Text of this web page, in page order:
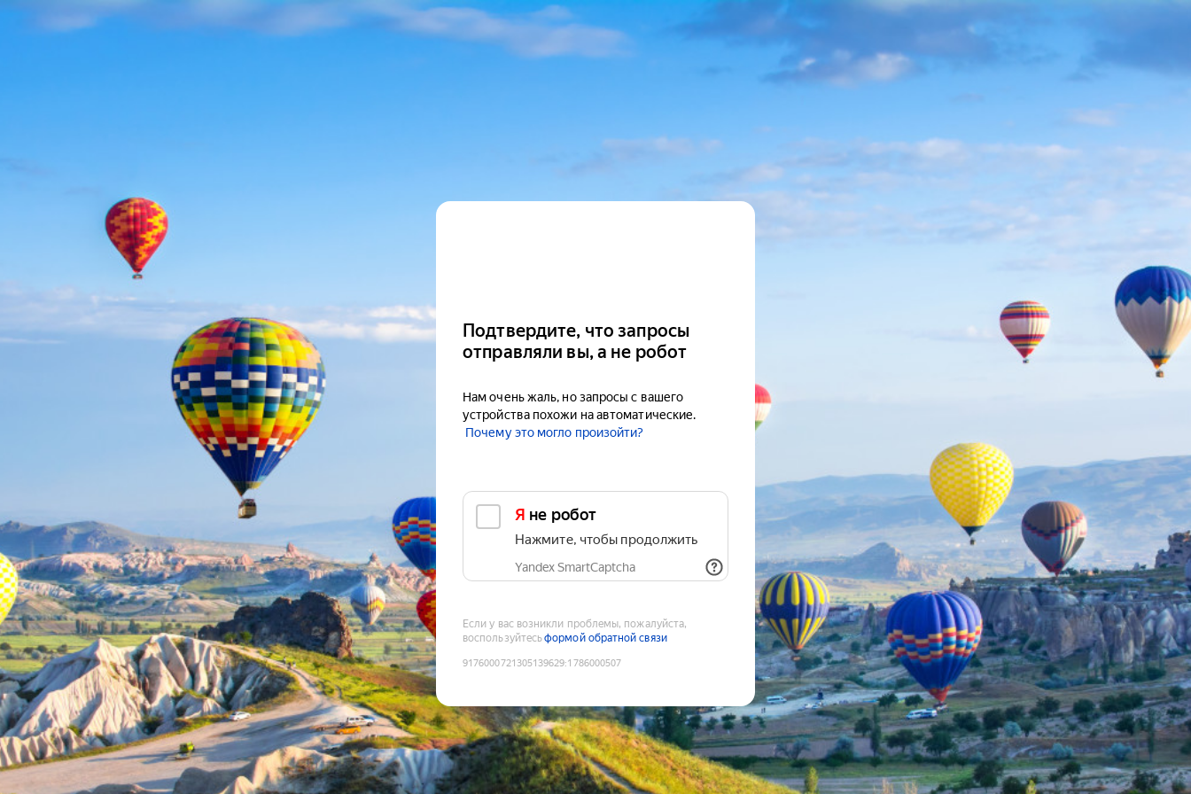
Подтвердите, что запросы
отправляли вы, а не робот
Нам очень жаль, но запросы с вашего
устройства похожи на автоматические.
Почему это могло произойти?
Я не робот
Нажмите, чтобы продолжить
Yandex SmartCaptcha
Если у вас возникли проблемы, пожалуйста,
воспользуйтесьформой обратной связи
9176000721305139629:1786000507